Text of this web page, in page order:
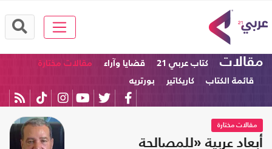
مقالات كتاب عربي 21 قضايا وآراء
مقالات مختارة
قائمة الكتاب
كاريكاتير بورتريه
مقالات مختارة
أبعاد عربية «للمصالحة